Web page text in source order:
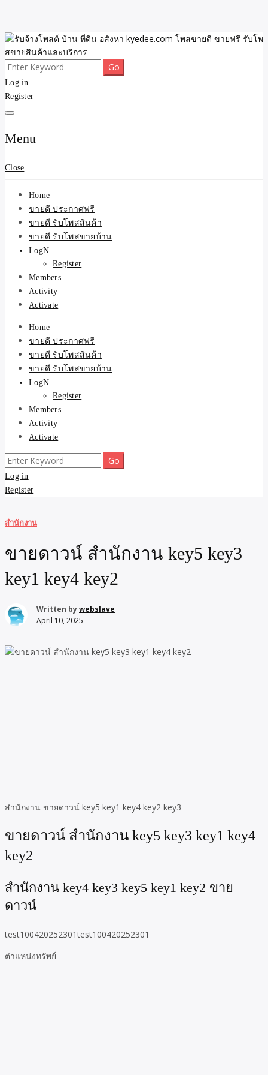
Skip
to
content
รับจ้างโพสต์ บ้าน ที่ดิน
อสังหา kyedee.com โพส
ขายดี ขายฟรี รับโพสขาย
สินค้าและบริการ
ขายดี โพสประกาศขายสินค้าฟรี บ้าน ที่ดิน อสังหา รับโพสต์ประกาศขาย
ของ รับรองผล ดีที่สุดถูกที่สุด ติดหน้าแรกกูเกืล
Search
for:
Log in
Register
Menu
Close
Home
ขายดี ประกาศฟรี
ขายดี รับโพสสินค้า
ขายดี รับโพสขายบ้าน
LogN
Register
Members
Activity
Activate
Home
ขายดี ประกาศฟรี
ขายดี รับโพสสินค้า
ขายดี รับโพสขายบ้าน
LogN
Register
Members
Activity
Activate
Search
for:
Log in
Register
สำนักงาน
ขายดาวน์ สำนักงาน key5 key3
key1 key4 key2
Written bywebslave
April 10, 2025
สำนักงาน ขายดาวน์ key5 key1 key4 key2 key3
ขายดาวน์ สำนักงาน key5 key3 key1 key4
key2
สำนักงาน key4 key3 key5 key1 key2 ขาย
ดาวน์
test100420252301test100420252301
ตำแหน่งทรัพย์